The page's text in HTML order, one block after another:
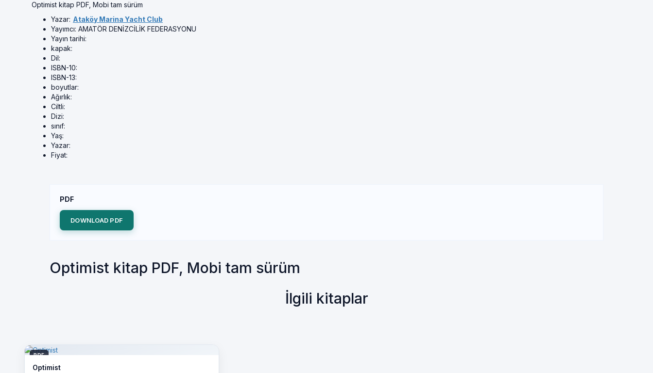
Optimist kitap PDF, Mobi tam sürüm
Yazar: Ataköy Marina Yacht Club
Yayımcı: AMATÖR DENİZCİLİK FEDERASYONU
Yayın tarihi:
kapak:
Dil:
ISBN-10:
ISBN-13:
boyutlar:
Ağırlık:
Ciltli:
Dizi:
sınıf:
Yaş:
Yazar:
Fiyat:
PDF
DOWNLOAD PDF
Optimist kitap PDF, Mobi tam sürüm
İlgili kitaplar
PDF
Optimist